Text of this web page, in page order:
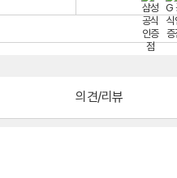
의견/리뷰